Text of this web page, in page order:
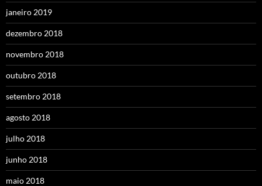
janeiro 2019
dezembro 2018
novembro 2018
outubro 2018
setembro 2018
agosto 2018
julho 2018
junho 2018
maio 2018